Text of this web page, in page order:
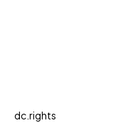
dc.rights